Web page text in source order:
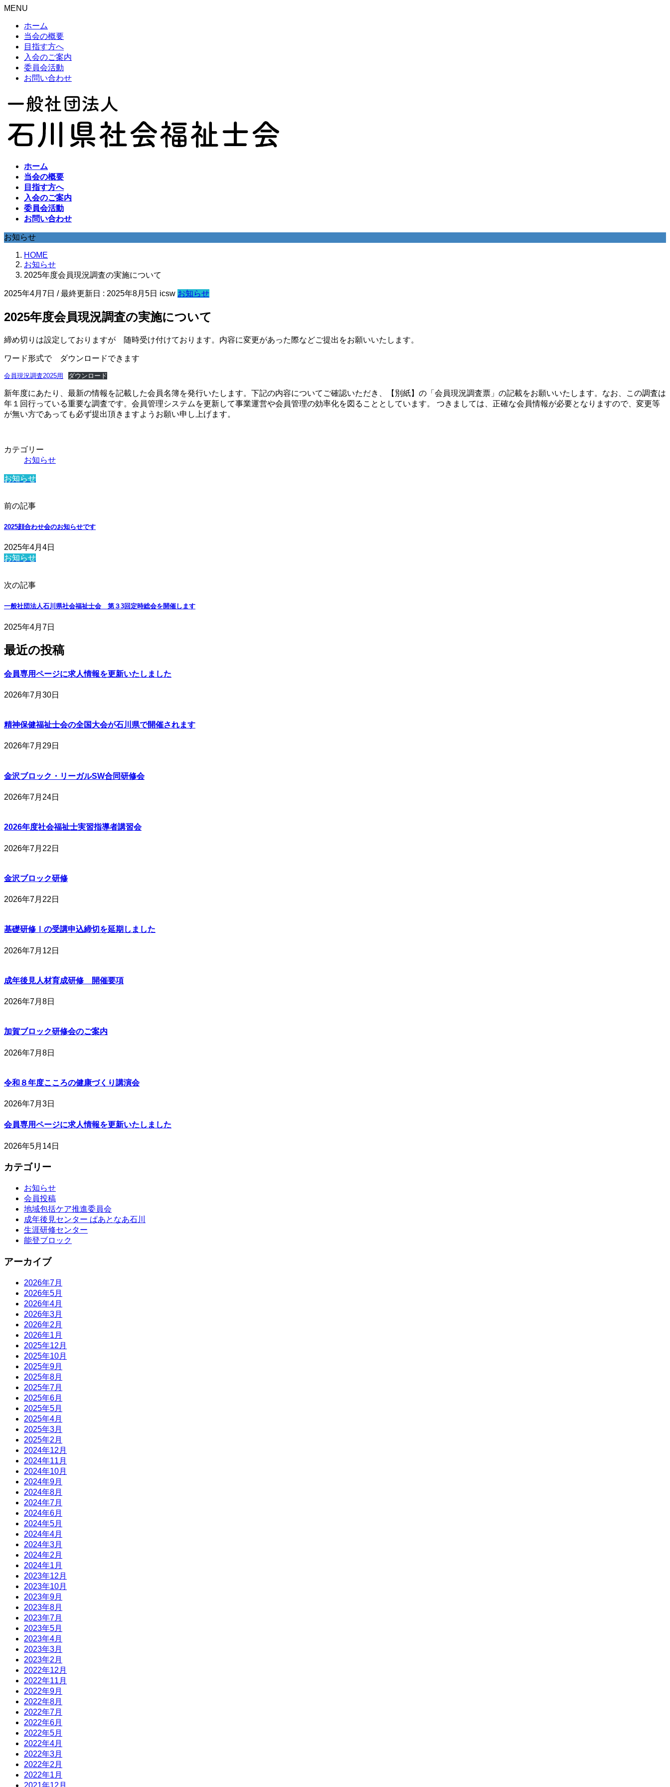
MENU
ホーム
当会の概要
目指す方へ
入会のご案内
委員会活動
お問い合わせ
ホーム
当会の概要
目指す方へ
入会のご案内
委員会活動
お問い合わせ
お知らせ
HOME
お知らせ
2025年度会員現況調査の実施について
2025年4月7日 / 最終更新日 : 2025年8月5日 icsw お知らせ
2025年度会員現況調査の実施について
締め切りは設定しておりますが 随時受け付けております。内容に変更があった際などご提出をお願いいたします。
ワード形式で ダウンロードできます
会員現況調査2025用 ダウンロード
新年度にあたり、最新の情報を記載した会員名簿を発行いたします。下記の内容についてご確認いただき、【別紙】の「会員現況調査票」の記載をお願いいたします。なお、この調査は
年１回行っている重要な調査です。会員管理システムを更新して事業運営や会員管理の効率化を図ることとしています。 つきましては、正確な会員情報が必要となりますので、変更等
が無い方であっても必ず提出頂きますようお願い申し上げます。
カテゴリー
お知らせ
お知らせ
前の記事
2025顔合わせ会のお知らせです
2025年4月4日
お知らせ
次の記事
一般社団法人石川県社会福祉士会 第３3回定時総会を開催します
2025年4月7日
最近の投稿
会員専用ページに求人情報を更新いたしました
2026年7月30日
精神保健福祉士会の全国大会が石川県で開催されます
2026年7月29日
金沢ブロック・リーガルSW合同研修会
2026年7月24日
2026年度社会福祉士実習指導者講習会
2026年7月22日
金沢ブロック研修
2026年7月22日
基礎研修Ⅰの受講申込締切を延期しました
2026年7月12日
成年後見人材育成研修 開催要項
2026年7月8日
加賀ブロック研修会のご案内
2026年7月8日
令和８年度こころの健康づくり講演会
2026年7月3日
会員専用ページに求人情報を更新いたしました
2026年5月14日
カテゴリー
お知らせ
会員投稿
地域包括ケア推進委員会
成年後見センター ぱあとなあ石川
生涯研修センター
能登ブロック
アーカイブ
2026年7月
2026年5月
2026年4月
2026年3月
2026年2月
2026年1月
2025年12月
2025年10月
2025年9月
2025年8月
2025年7月
2025年6月
2025年5月
2025年4月
2025年3月
2025年2月
2024年12月
2024年11月
2024年10月
2024年9月
2024年8月
2024年7月
2024年6月
2024年5月
2024年4月
2024年3月
2024年2月
2024年1月
2023年12月
2023年10月
2023年9月
2023年8月
2023年7月
2023年5月
2023年4月
2023年3月
2023年2月
2022年12月
2022年11月
2022年9月
2022年8月
2022年7月
2022年6月
2022年5月
2022年4月
2022年3月
2022年2月
2022年1月
2021年12月